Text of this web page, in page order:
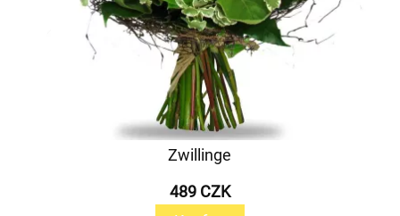
Zwillinge
489 CZK